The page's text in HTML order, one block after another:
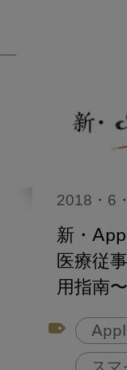
2018・6
新・
医療従
用指南〜